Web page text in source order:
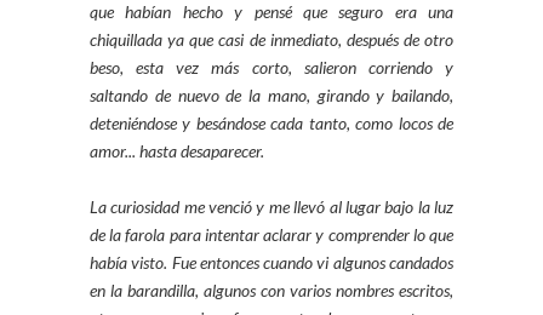
que habían hecho y pensé que seguro era una
chiquillada ya que casi de inmediato, después de otro
beso, esta vez más corto, salieron corriendo y
saltando de nuevo de la mano, girando y bailando,
deteniéndose y besándose cada tanto, como locos de
amor... hasta desaparecer.
La curiosidad me venció y me llevó al lugar bajo la luz
de la farola para intentar aclarar y comprender lo que
había visto. Fue entonces cuando vi algunos candados
en la barandilla, algunos con varios nombres escritos,